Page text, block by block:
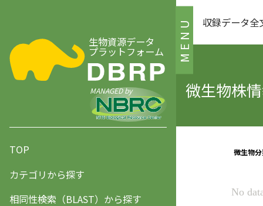
MENU
生物資源データ
プラットフォーム
MANAGED by
TOP
カテゴリから探す
相同性検索（BLAST）から探す
収録データ全
微生物株